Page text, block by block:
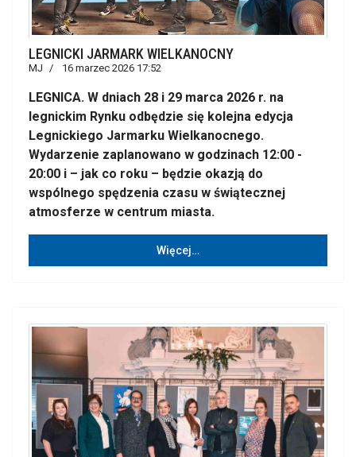
LEGNICKI JARMARK WIELKANOCNY
MJ 16 marzec 2026 17:52
LEGNICA. W dniach 28 i 29 marca 2026 r. na
legnickim Rynku odbędzie się kolejna edycja
Legnickiego Jarmarku Wielkanocnego.
Wydarzenie zaplanowano w godzinach 12:00 -
20:00 i – jak co roku – będzie okazją do
wspólnego spędzenia czasu w świątecznej
atmosferze w centrum miasta.
Więcej…